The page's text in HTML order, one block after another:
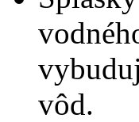
vôd.